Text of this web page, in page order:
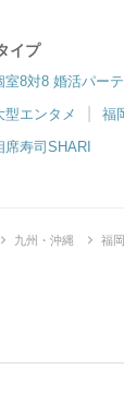
イプ
室8対8 婚活パー
型エンタメ
福
寿司SHARI
九州・沖縄 福